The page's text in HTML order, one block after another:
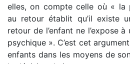
elles, on compte celle où « la
au retour établit qu’il existe
retour de l’enfant ne l’expose
psychique ». C’est cet
enfants dans les moyens de